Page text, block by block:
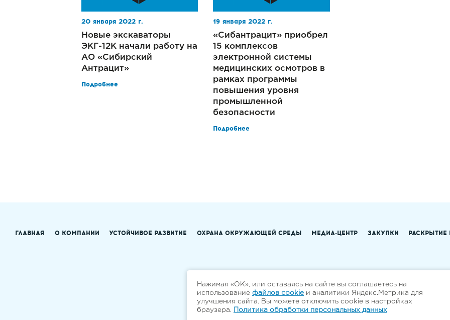
20 января 2022 г.
Новые экскаваторы
ЭКГ-12К начали работу на
АО «Сибирский
Антрацит»
Подробнее
19 января 2022 г.
«Сибантрацит» приобрел
15 комплексов
электронной системы
медицинских осмотров в
рамках программы
повышения уровня
промышленной
безопасности
Подробнее
ГЛАВНАЯ О КОМПАНИИ УСТОЙЧИВОЕ РАЗВИТИЕ ОХРАНА ОКРУЖАЮЩЕЙ СРЕДЫ МЕДИА-ЦЕНТР ЗАКУПКИ
Нажимая «ОК», или оставаясь на сайте вы соглашаетесь на
использование файлов cookie и аналитики Яндекс.Метрика для
улучшения сайта. Вы можете отключить cookie в настройках
браузера.
Политика обработки персональных данных